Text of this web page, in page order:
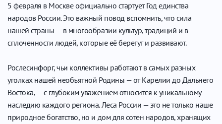
5 февраля в Москве официально стартует Год единства
народов России. Это важный повод вспомнить, что сила
нашей страны — в многообразии культур, традиций и в
сплоченности людей, которые её берегут и развивают.
Рослесинфорг, чьи коллективы работают в самых разных
уголках нашей необъятной Родины — от Карелии до Дальнего
Востока, — с глубоким уважением относится к уникальному
наследию каждого региона. Леса России — это не только наше
природное богатство, но и дом для сотен народов, хранящих